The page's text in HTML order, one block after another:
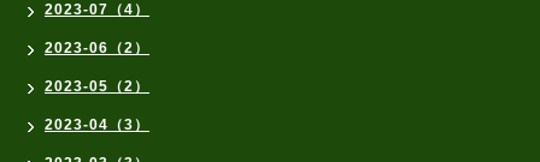
2023-07（4）
2023-06（2）
2023-05（2）
2023-04（3）